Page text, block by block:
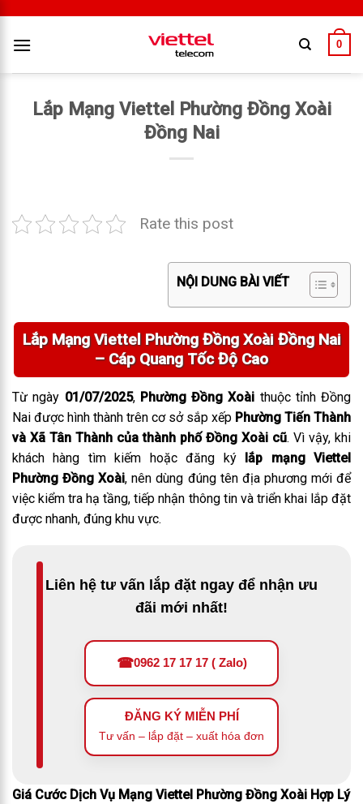
0
Lắp Mạng Viettel Phường Đồng Xoài
Đồng Nai
Rate this post
NỘI DUNG BÀI VIẾT
Lắp Mạng Viettel Phường Đồng Xoài Đồng Nai
– Cáp Quang Tốc Độ Cao
Từ ngày 01/07/2025, Phường Đồng Xoài thuộc tỉnh Đồng
Nai được hình thành trên cơ sở sắp xếp Phường Tiến Thành
và Xã Tân Thành của thành phố Đồng Xoài cũ. Vì vậy, khi
khách hàng tìm kiếm hoặc đăng ký lắp mạng Viettel
Phường Đồng Xoài, nên dùng đúng tên địa phương mới để
việc kiểm tra hạ tầng, tiếp nhận thông tin và triển khai lắp đặt
được nhanh, đúng khu vực.
Liên hệ tư vấn lắp đặt ngay để nhận ưu
đãi mới nhất!
☎0962 17 17 17 ( Zalo)
ĐĂNG KÝ MIỄN PHÍ
Tư vấn – lắp đặt – xuất hóa đơn
Giá Cước Dịch Vụ Mạng Viettel Phường Đồng Xoài Hợp Lý